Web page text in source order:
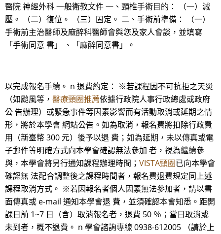
醫院 神經外科 一般衛教文件 一、頸椎手術目的： （一）減
壓。 （二）復位。 （三）固定。 二、手術前準備： （一）
手術前主治醫師及麻醉科醫師會與您及家人會談，並填寫
「手術同意 書」 、「麻醉同意書」。
以完成報名手續。 n 退費約定： ※若課程因不可抗拒之天災
（如颱風等， 醫療頸圈推薦依據行政院人事行政總處或政府
公 告辦理）或緊急事件等因素影響而有活動取消或延期之情
形，將於本學會 網站公告。如為取消，報名費將扣除行政費
用（新臺幣 300 元）後予以退 費；如為延期，未以傳真或電
子郵件等明確方式向本學會確認無法參加 者，視為繼續參
與，本學會將另行通知課程辦理時間； VISTA頸圈已向本學會
確認無 法配合調整後之課程時間者，報名費退費規定同上述
課程取消方式。 ※若因報名者個人因素無法參加者，請以書
面傳真或 e-mail 通知本學會退 費，並須確認本會知悉。距開
課日前 1~7 日（含）取消報名者，退費 50 ％；當日取消或
未到者，概不退費。 n 學會諮詢專線 0938-612005 （請於上